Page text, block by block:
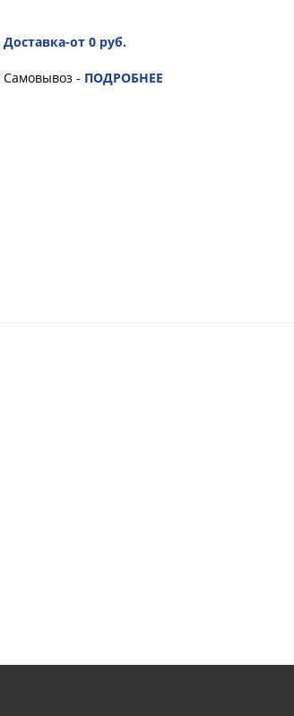
Доставка-от 0 руб.
Самовывоз - ПОДРОБНЕЕ